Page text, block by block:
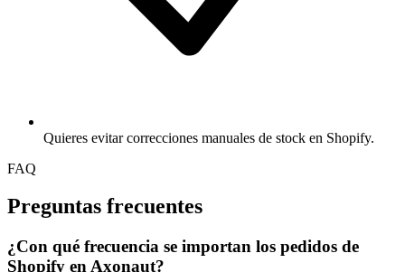
Quieres evitar correcciones manuales de stock en Shopify.
FAQ
Preguntas frecuentes
¿Con qué frecuencia se importan los pedidos de
Shopify en Axonaut?